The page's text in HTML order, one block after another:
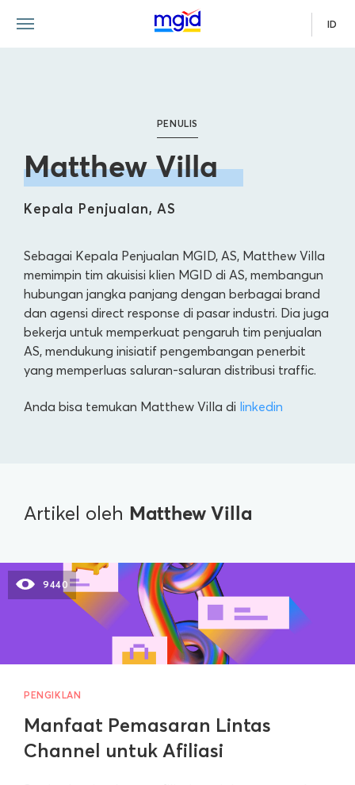
ID
PENULIS
Matthew Villa
Kepala Penjualan, AS
Sebagai Kepala Penjualan MGID, AS, Matthew Villa
memimpin tim akuisisi klien MGID di AS, membangun
hubungan jangka panjang dengan berbagai brand
dan agensi direct response di pasar industri. Dia juga
bekerja untuk memperkuat pengaruh tim penjualan
AS, mendukung inisiatif pengembangan penerbit
yang memperluas saluran-saluran distribusi traffic.
Anda bisa temukan Matthew Villa di linkedin
Artikel oleh Matthew Villa
9440
PENGIKLAN
Manfaat Pemasaran Lintas
Channel untuk Afiliasi